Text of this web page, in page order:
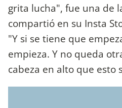
grita lucha", fue una de
compartió en su Insta
"Y si se tiene que
empieza. Y no queda
cabeza en alto que esto